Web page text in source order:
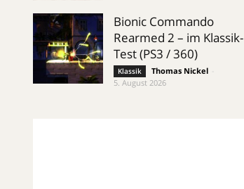
Bionic Commando
Rearmed 2 – im Klassik-
Test (PS3 / 360)
Klassik Thomas Nickel
5. August 2026